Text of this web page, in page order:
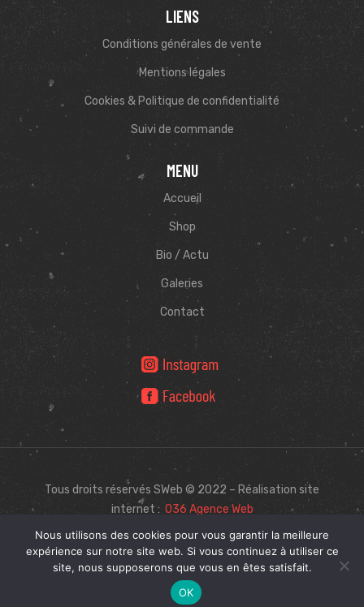
LIENS
Conditions générales de vente
Mentions légales
Cookies & Politique de confidentialité
Suivi de commande
MENU
Accueil
Shop
Bio / Actu
Galeries
Contact
Tous droits réservés SWeb © 2022 – Réalisation site
internet : O36 Agence Web
Nous utilisons des cookies pour vous garantir la meilleure
expérience sur notre site web. Si vous continuez à utiliser ce
site, nous supposerons que vous en êtes satisfait.
OK